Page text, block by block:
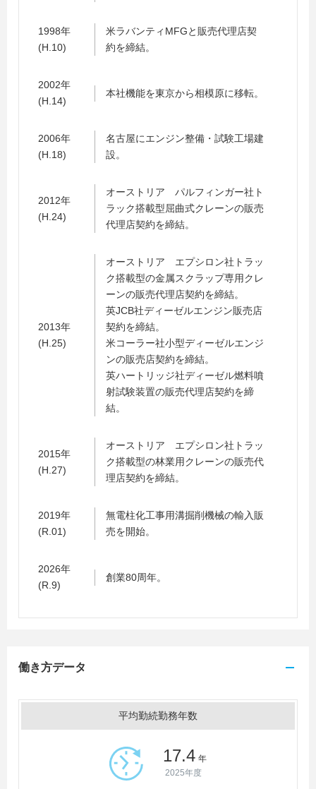
1998年
(H.10)
米ラバンティMFGと販売代理店契
約を締結。
2002年
(H.14)
本社機能を東京から相模原に移転。
2006年
(H.18)
名古屋にエンジン整備・試験工場建
設。
2012年
(H.24)
オーストリア パルフィンガー社ト
ラック搭載型屈曲式クレーンの販売
代理店契約を締結。
2013年
(H.25)
オーストリア エプシロン社トラッ
ク搭載型の金属スクラップ専用クレ
ーンの販売代理店契約を締結。
英JCB社ディーゼルエンジン販売店
契約を締結。
米コーラー社小型ディーゼルエンジ
ンの販売店契約を締結。
英ハートリッジ社ディーゼル燃料噴
射試験装置の販売代理店契約を締
結。
2015年
(H.27)
オーストリア エプシロン社トラッ
ク搭載型の林業用クレーンの販売代
理店契約を締結。
2019年
(R.01)
無電柱化工事用溝掘削機械の輸入販
売を開始。
2026年
(R.9)
創業80周年。
働き方データ
平均勤続勤務年数
17.4 年
2025年度